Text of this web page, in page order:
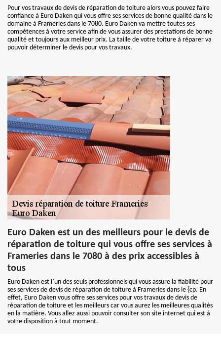
Pour vos travaux de devis de réparation de toiture alors vous pouvez faire
confiance à Euro Daken qui vous offre ses services de bonne qualité dans le
domaine à Frameries dans le 7080. Euro Daken va mettre toutes ses
compétences à votre service afin de vous assurer des prestations de bonne
qualité et toujours aux meilleur prix. La taille de votre toiture à réparer va
pouvoir déterminer le devis pour vos travaux.
Euro Daken est un des meilleurs pour le devis de
réparation de toiture qui vous offre ses services à
Frameries dans le 7080 à des prix accessibles à
tous
Euro Daken est l`un des seuls professionnels qui vous assure la fiabilité pour
ses services de devis de réparation de toiture à Frameries dans le {cp. En
effet, Euro Daken vous offre ses services pour vos travaux de devis de
réparation de toiture et les meilleurs car vous aurez les meilleures qualités
en la matière. Vous allez aussi pouvoir consulter son site internet qui est à
votre disposition à tout moment.